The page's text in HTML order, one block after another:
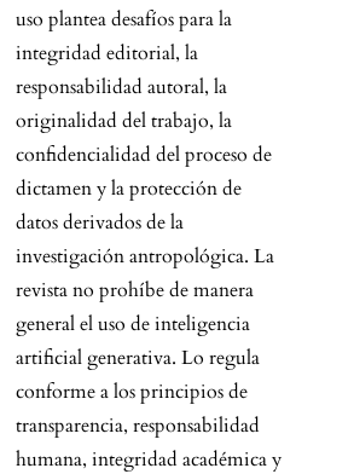
uso plantea desafíos para la
integridad editorial, la
responsabilidad autoral, la
originalidad del trabajo, la
confidencialidad del proceso de
dictamen y la protección de
datos derivados de la
investigación antropológica. La
revista no prohíbe de manera
general el uso de inteligencia
artificial generativa. Lo regula
conforme a los principios de
transparencia, responsabilidad
humana, integridad académica y